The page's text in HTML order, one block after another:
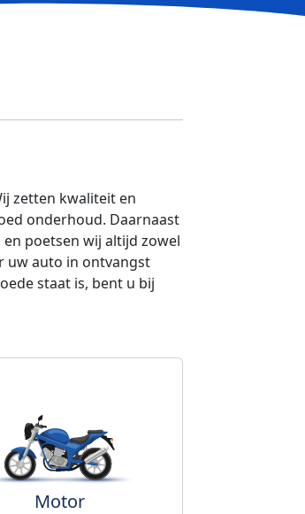
zetten kwaliteit en
onderhoud. Daarnaast
en poetsen wij altijd zowel
uw auto in ontvangst
staat is, bent u bij
Motor